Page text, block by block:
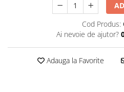
Cod Produs:
Ai nevoie de ajutor?
Adauga la Favorite